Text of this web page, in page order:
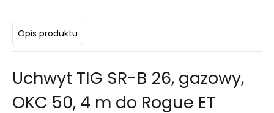
Opis produktu
Uchwyt TIG SR-B 26, gazowy,
OKC 50, 4 m do Rogue ET